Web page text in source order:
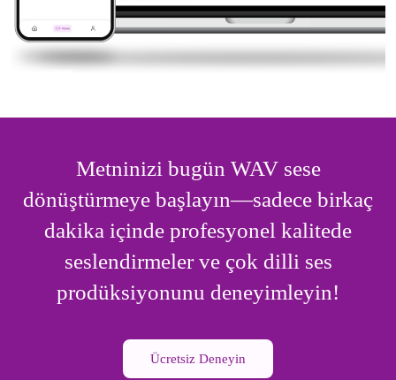
Metninizi bugün WAV sese
dönüştürmeye başlayın—sadece birkaç
dakika içinde profesyonel kalitede
seslendirmeler ve çok dilli ses
prodüksiyonunu deneyimleyin!
Ücretsiz Deneyin